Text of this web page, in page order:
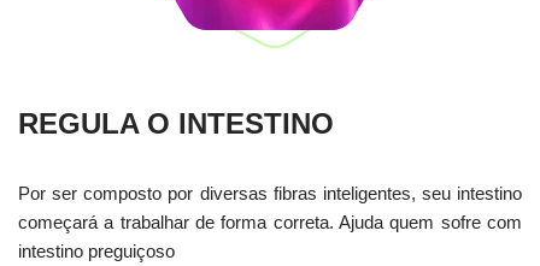
REGULA O INTESTINO
Por ser composto por diversas fibras inteligentes, seu intestino
começará a trabalhar de forma correta. Ajuda quem sofre com
intestino preguiçoso